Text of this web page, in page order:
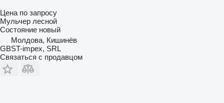
Цена по запросу
Мульчер лесной
Состояние новый
Молдова, Кишинёв
GBST-impex, SRL
Связаться с продавцом